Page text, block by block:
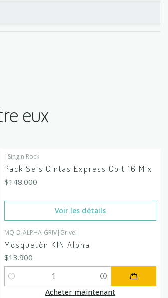
eux
En rupture de stock
| Singin Rock
Pack Seis Cintas Express Colt 16 Mix
$148.000
Voir les détails
MQ-D-ALPHA-GRIV| Grivel
Mosquetón K1N Alpha
$13.900
Quantité
Acheter maintenant